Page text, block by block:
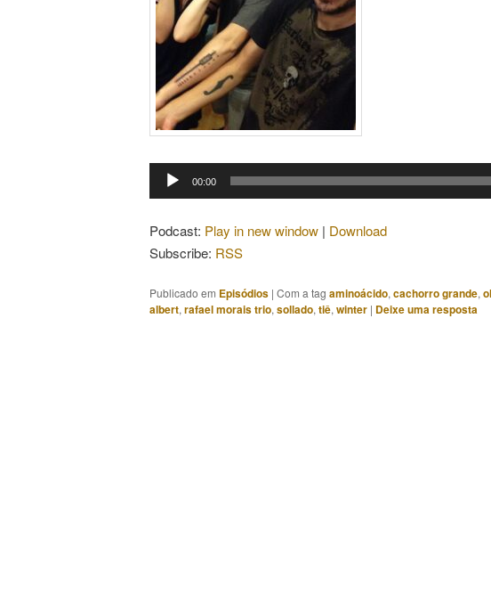
Tocador 00:00
Podcast: Play in new window | Download
Subscribe: RSS
Publicado em Episódios | Com a tag aminoácido,cachorro grande,
albert,rafael morais trio,sollado,tiê,winter | Deixe uma resposta